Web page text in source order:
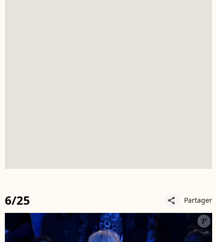
6/25 share Partager